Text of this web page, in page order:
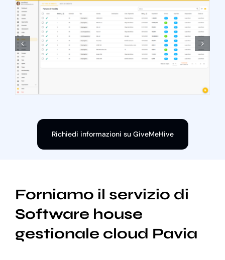
Richiedi informazioni su GiveMeHive
Forniamo il servizio di
Software house
gestionale cloud Pavia